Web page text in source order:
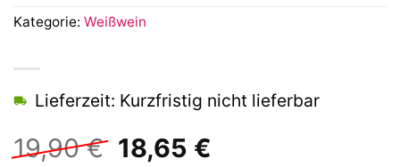
19,90€ Ursprünglicher
18,65 €
Lieferzeit: Kurzfristig nicht lieferbar
Kategorie: Weißwein